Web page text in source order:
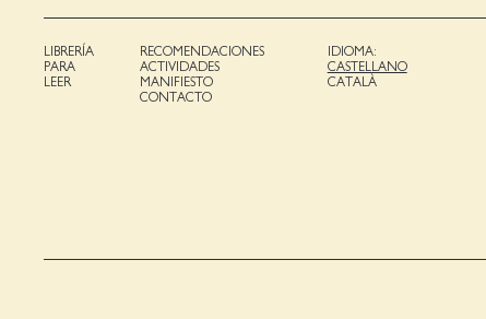
LIBRERÍA
PARA
LEER
RECOMENDACIONES
ACTIVIDADES
MANIFIESTO
CONTACTO
IDIOMA:
CASTELLANO
CATALÀ